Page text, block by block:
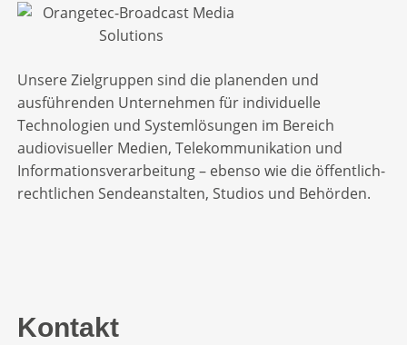
Unsere Zielgruppen sind die planenden und
ausführenden Unternehmen für individuelle
Technologien und Systemlösungen im Bereich
audiovisueller Medien, Telekommunikation und
Informationsverarbeitung – ebenso wie die öffentlich-
rechtlichen Sendeanstalten, Studios und Behörden.
Kontakt